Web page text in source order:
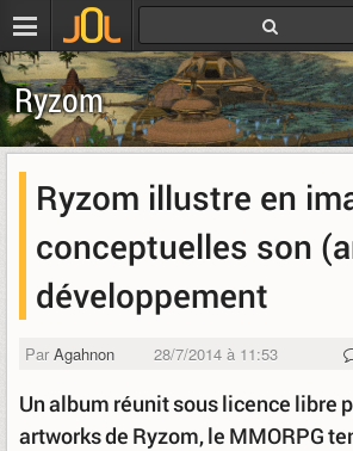
Ryzom
Ryzom illustre en
conceptuelles son
développement
Par Agahnon 28/7/2014 à 11:53
Un album réunit sous licence libre
artworks de Ryzom, le MMORPG